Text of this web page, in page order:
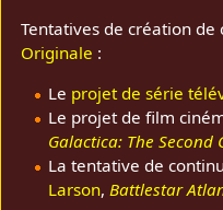
Tentatives de création
Originale :
Le projet de série
Le projet de film
Galactica: The Second
La tentative de
Larson, Battlestar